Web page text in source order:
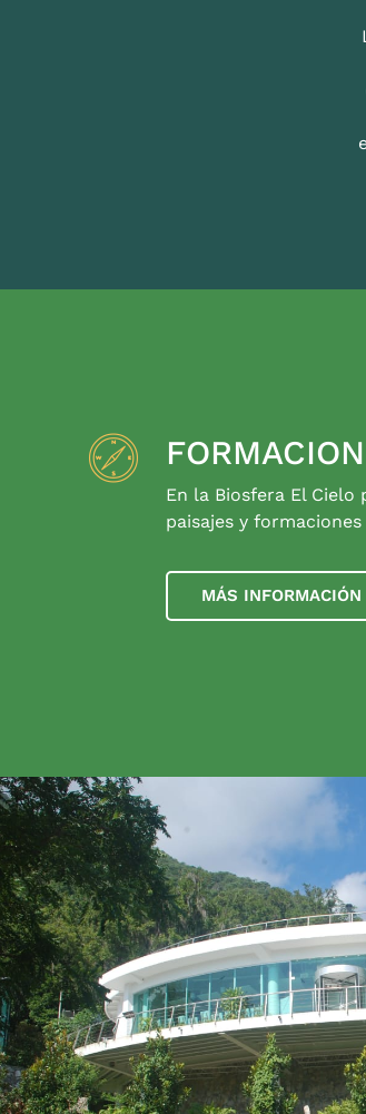
En la Biosfera El
paisajes y formaciones
MÁS INFORMACIÓN